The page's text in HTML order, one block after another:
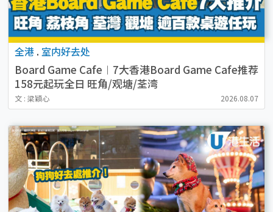
全港 . 室内好去处
Board Game Cafe︱7大香港Board Game Cafe推荐
158元起玩全日 旺角/观塘/荃湾
文 : 梁穎心 2026.08.07